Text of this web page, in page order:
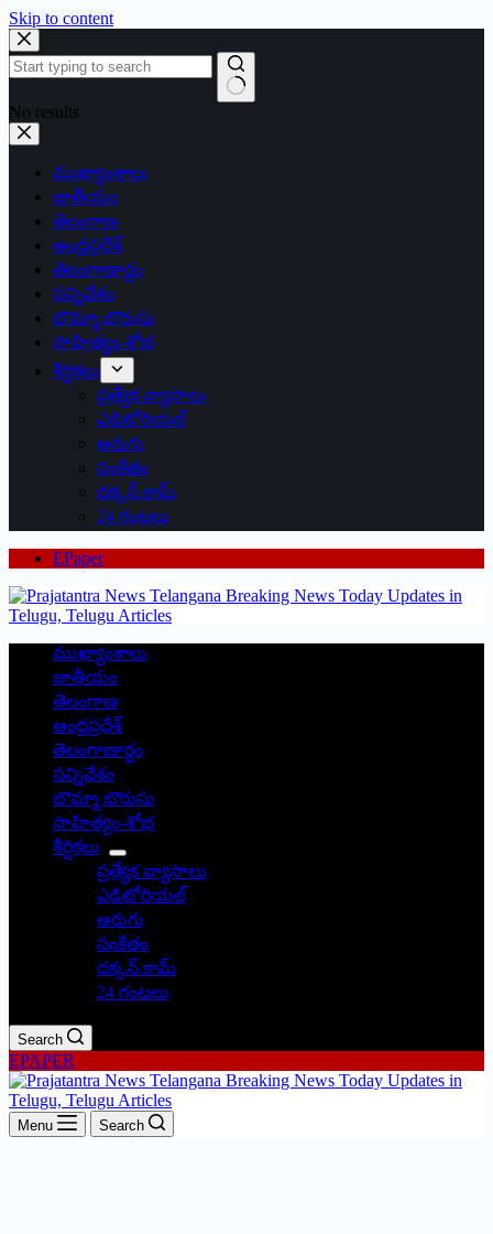
Skip to content
No results
ముఖ్యాంశాలు
జాతీయం
తెలంగాణ
ఆంధ్రప్రదేశ్
తెలంగాణార్థం
సన్నివేశం
బొమ్మా బొరుసు
సాహిత్యం-శోభ
శీర్షికలు
ప్రత్యేక వ్యాసాలు
ఎడిటోరియల్
అరుగు
సంకేతం
దక్కన్.కామ్
24 గంటలు
EPaper
ముఖ్యాంశాలు
జాతీయం
తెలంగాణ
ఆంధ్రప్రదేశ్
తెలంగాణార్థం
సన్నివేశం
బొమ్మా బొరుసు
సాహిత్యం-శోభ
శీర్షికలు
ప్రత్యేక వ్యాసాలు
ఎడిటోరియల్
అరుగు
సంకేతం
దక్కన్.కామ్
24 గంటలు
Search
EPAPER
Menu Search